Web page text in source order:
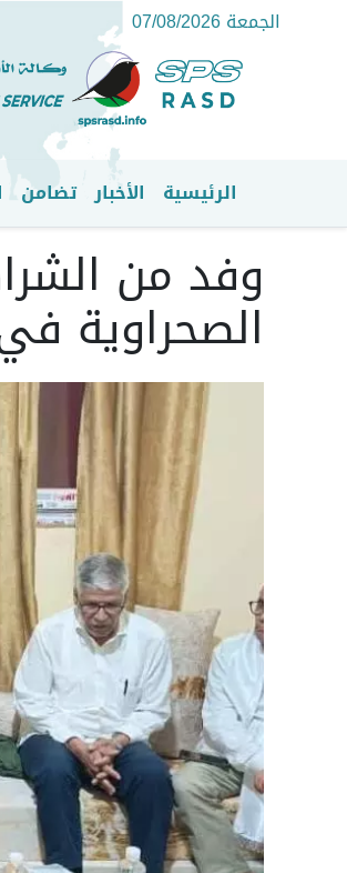
الجمعة 07/08/2026
القائمة الرئيسية
الرئيسية الأخبار تضامن
وفد من
الصحراوية